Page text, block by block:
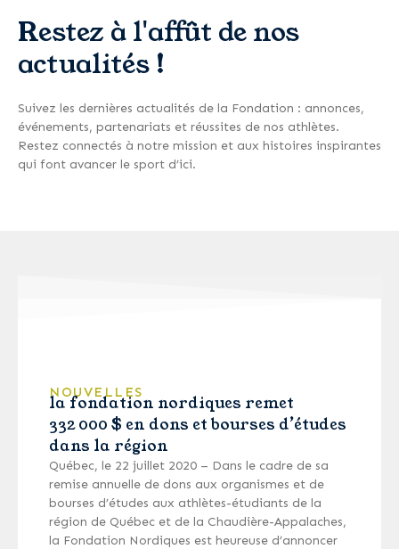
Restez à l'affût de nos
actualités !
Suivez les dernières actualités de la Fondation : annonces,
événements, partenariats et réussites de nos athlètes.
Restez connectés à notre mission et aux histoires inspirantes
qui font avancer le sport d’ici.
NOUVELLES
la fondation nordiques remet
332 000 $ en dons et bourses d’études
dans la région
Québec, le 22 juillet 2020 – Dans le cadre de sa
remise annuelle de dons aux organismes et de
bourses d’études aux athlètes-étudiants de la
région de Québec et de la Chaudière-Appalaches,
la Fondation Nordiques est heureuse d’annoncer